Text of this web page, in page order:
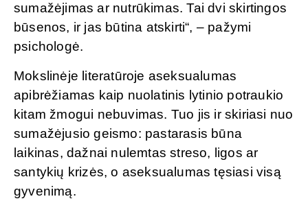
sumažėjimas ar nutrūkimas. Tai dvi skirtingos
būsenos, ir jas būtina atskirti“, – pažymi
psichologė.
Mokslinėje literatūroje aseksualumas
apibrėžiamas kaip nuolatinis lytinio potraukio
kitam žmogui nebuvimas. Tuo jis ir skiriasi nuo
sumažėjusio geismo: pastarasis būna
laikinas, dažnai nulemtas streso, ligos ar
santykių krizės, o aseksualumas tęsiasi visą
gyvenimą.